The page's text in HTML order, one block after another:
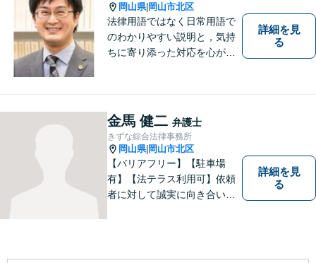
岡山県| 岡山市北区
法律用語ではなく日常用語で
のわかりやすい説明と，気持
ちに寄り添った対応を心がけ
詳細を見
る
金馬 健二 弁護士
きずな綜合法律事務所
岡山県| 岡山市北区
【バリアフリー】【駐車場
有】【法テラス利用可】依頼
者に対して誠実に向き合い、
るように準備していますので
詳細を見
る